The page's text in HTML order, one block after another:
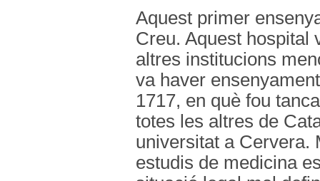
Aquest primer
Creu. Aquest hospital
altres institucions
va haver
1717, en què fou
totes les altres de
universitat a Cervera.
estudis de medicina